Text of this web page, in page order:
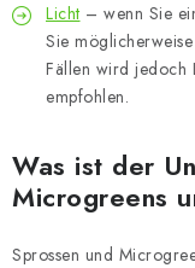
Licht – wenn Sie
Sie
Fällen wird jedoch
empfohlen.
Was ist der
Microgreens
Sprossen und